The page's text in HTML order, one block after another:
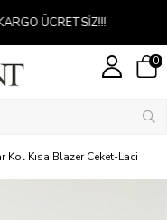
0
Kol Kısa Blazer Ceket-Laci